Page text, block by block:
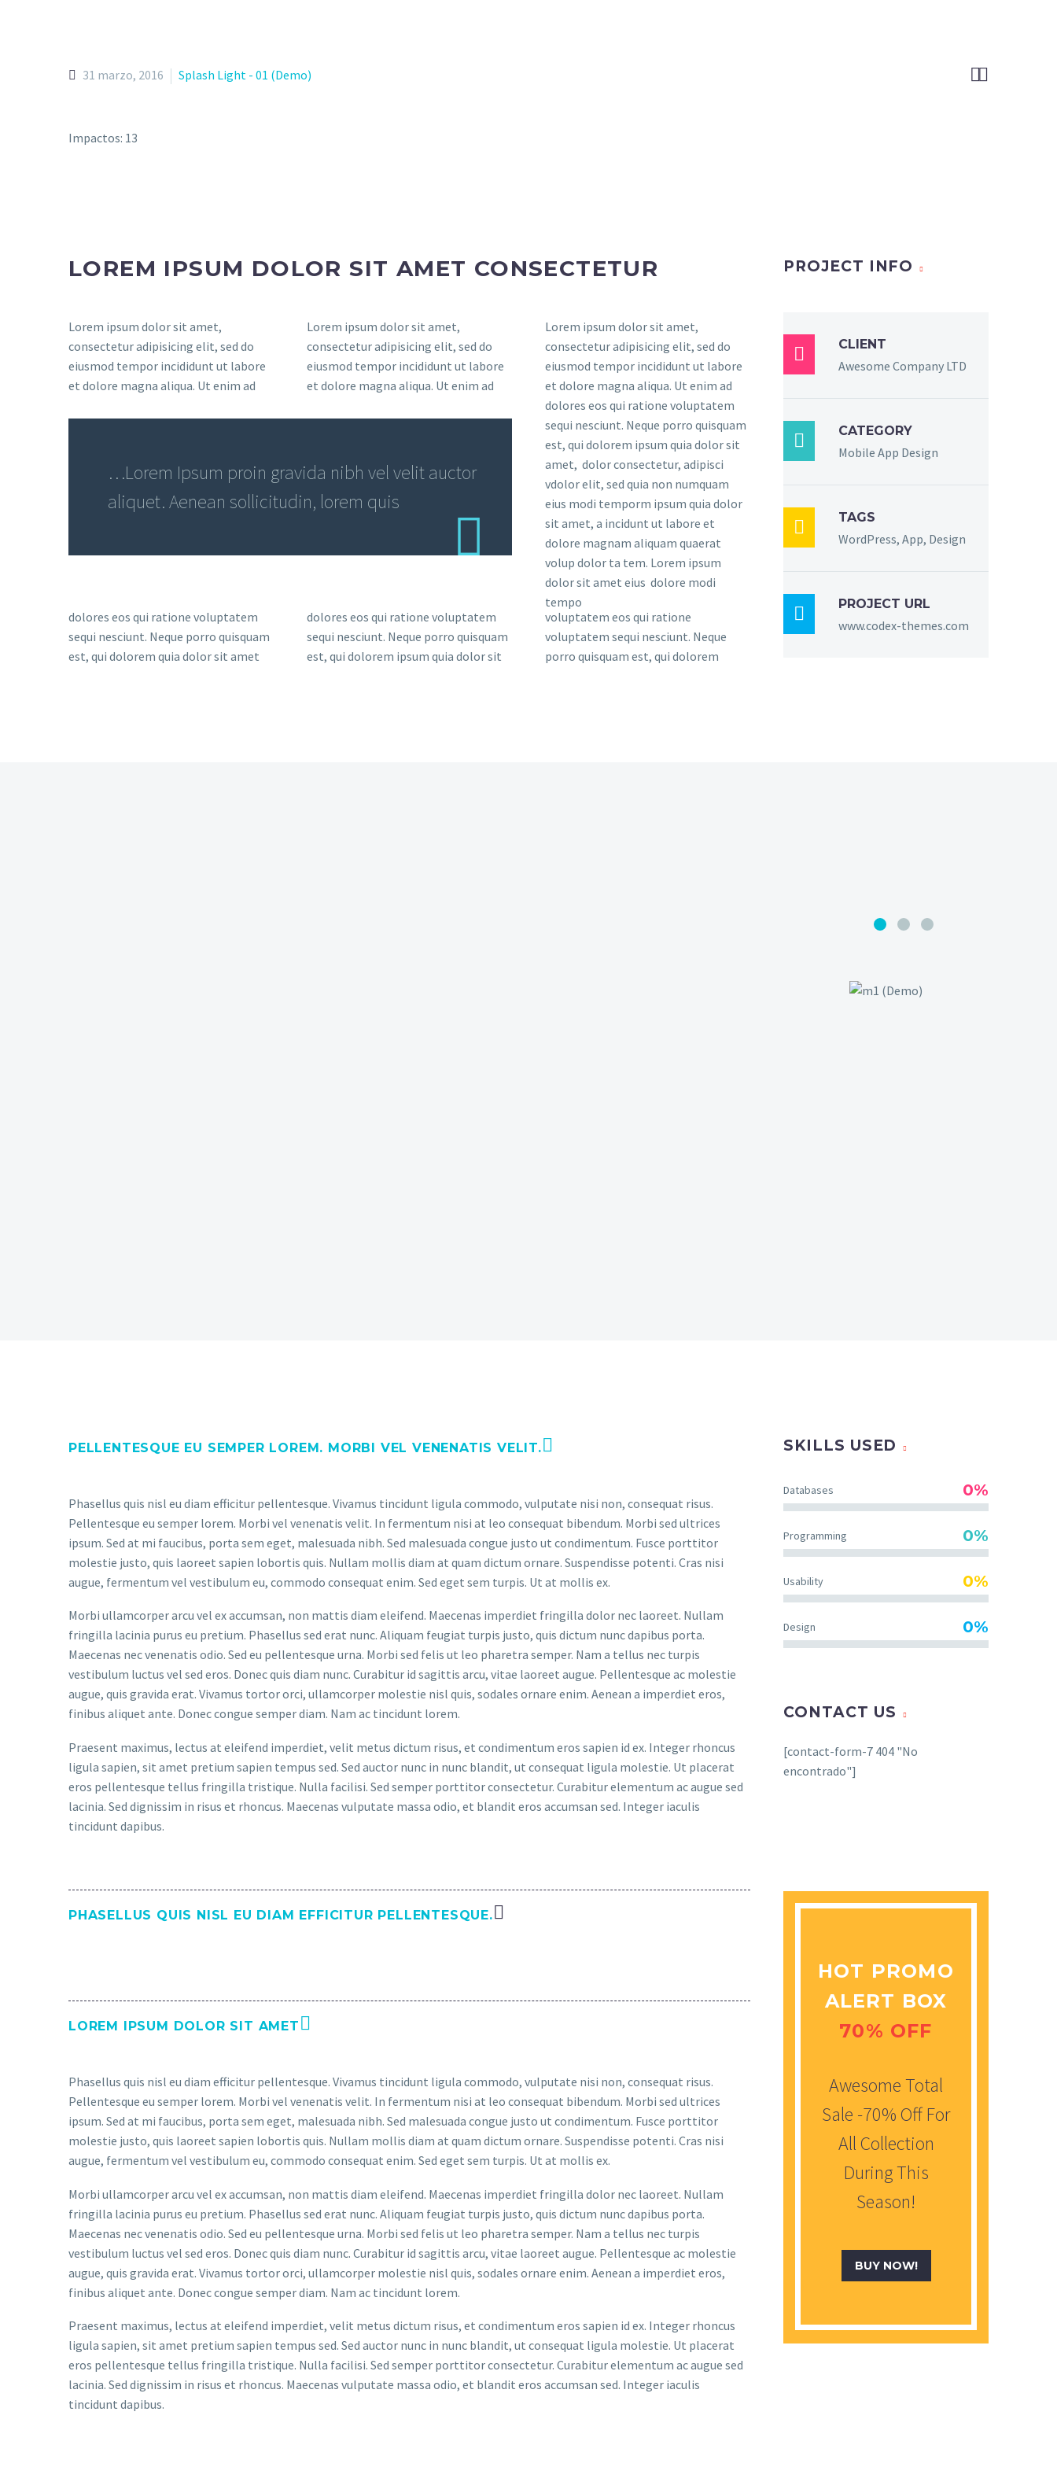

31 marzo, 2016 Splash Light - 01 (Demo)
Impactos: 13
LOREM IPSUM DOLOR SIT AMET CONSECTETUR
Lorem ipsum dolor sit amet,
consectetur adipisicing elit, sed do
eiusmod tempor incididunt ut labore
et dolore magna aliqua. Ut enim ad
Lorem ipsum dolor sit amet,
consectetur adipisicing elit, sed do
eiusmod tempor incididunt ut labore
et dolore magna aliqua. Ut enim ad
Lorem ipsum dolor sit amet,
consectetur adipisicing elit, sed do
eiusmod tempor incididunt ut labore
et dolore magna aliqua. Ut enim ad
…Lorem Ipsum proin gravida nibh vel velit auctor
aliquet. Aenean sollicitudin, lorem quis
dolores eos qui ratione voluptatem
sequi nesciunt. Neque porro quisquam
est, qui dolorem ipsum quia dolor sit
amet, dolor consectetur, adipisci
vdolor elit, sed quia non numquam
eius modi temporm ipsum quia dolor
sit amet, a incidunt ut labore et
dolore magnam aliquam quaerat
volup dolor ta tem. Lorem ipsum
dolor sit amet eius dolore modi
tempo
dolores eos qui ratione voluptatem
sequi nesciunt. Neque porro quisquam
est, qui dolorem quia dolor sit amet
dolores eos qui ratione voluptatem
sequi nesciunt. Neque porro quisquam
est, qui dolorem ipsum quia dolor sit
voluptatem eos qui ratione
voluptatem sequi nesciunt. Neque
porro quisquam est, qui dolorem
PROJECT INFO
 CLIENT
Awesome Company LTD
 CATEGORY
Mobile App Design
 TAGS
WordPress, App, Design
 PROJECT URL
www.codex-themes.com
PELLENTESQUE EU SEMPER LOREM. MORBI VEL VENENATIS VELIT.
Phasellus quis nisl eu diam efficitur pellentesque. Vivamus tincidunt ligula commodo, vulputate nisi non, consequat risus.
Pellentesque eu semper lorem. Morbi vel venenatis velit. In fermentum nisi at leo consequat bibendum. Morbi sed ultrices
ipsum. Sed at mi faucibus, porta sem eget, malesuada nibh. Sed malesuada congue justo ut condimentum. Fusce porttitor
molestie justo, quis laoreet sapien lobortis quis. Nullam mollis diam at quam dictum ornare. Suspendisse potenti. Cras nisi
augue, fermentum vel vestibulum eu, commodo consequat enim. Sed eget sem turpis. Ut at mollis ex.
Morbi ullamcorper arcu vel ex accumsan, non mattis diam eleifend. Maecenas imperdiet fringilla dolor nec laoreet. Nullam
fringilla lacinia purus eu pretium. Phasellus sed erat nunc. Aliquam feugiat turpis justo, quis dictum nunc dapibus porta.
Maecenas nec venenatis odio. Sed eu pellentesque urna. Morbi sed felis ut leo pharetra semper. Nam a tellus nec turpis
vestibulum luctus vel sed eros. Donec quis diam nunc. Curabitur id sagittis arcu, vitae laoreet augue. Pellentesque ac molestie
augue, quis gravida erat. Vivamus tortor orci, ullamcorper molestie nisl quis, sodales ornare enim. Aenean a imperdiet eros,
finibus aliquet ante. Donec congue semper diam. Nam ac tincidunt lorem.
Praesent maximus, lectus at eleifend imperdiet, velit metus dictum risus, et condimentum eros sapien id ex. Integer rhoncus
ligula sapien, sit amet pretium sapien tempus sed. Sed auctor nunc in nunc blandit, ut consequat ligula molestie. Ut placerat
eros pellentesque tellus fringilla tristique. Nulla facilisi. Sed semper porttitor consectetur. Curabitur elementum ac augue sed
lacinia. Sed dignissim in risus et rhoncus. Maecenas vulputate massa odio, et blandit eros accumsan sed. Integer iaculis
tincidunt dapibus.
PHASELLUS QUIS NISL EU DIAM EFFICITUR PELLENTESQUE.
LOREM IPSUM DOLOR SIT AMET
Phasellus quis nisl eu diam efficitur pellentesque. Vivamus tincidunt ligula commodo, vulputate nisi non, consequat risus.
Pellentesque eu semper lorem. Morbi vel venenatis velit. In fermentum nisi at leo consequat bibendum. Morbi sed ultrices
ipsum. Sed at mi faucibus, porta sem eget, malesuada nibh. Sed malesuada congue justo ut condimentum. Fusce porttitor
molestie justo, quis laoreet sapien lobortis quis. Nullam mollis diam at quam dictum ornare. Suspendisse potenti. Cras nisi
augue, fermentum vel vestibulum eu, commodo consequat enim. Sed eget sem turpis. Ut at mollis ex.
Morbi ullamcorper arcu vel ex accumsan, non mattis diam eleifend. Maecenas imperdiet fringilla dolor nec laoreet. Nullam
fringilla lacinia purus eu pretium. Phasellus sed erat nunc. Aliquam feugiat turpis justo, quis dictum nunc dapibus porta.
Maecenas nec venenatis odio. Sed eu pellentesque urna. Morbi sed felis ut leo pharetra semper. Nam a tellus nec turpis
vestibulum luctus vel sed eros. Donec quis diam nunc. Curabitur id sagittis arcu, vitae laoreet augue. Pellentesque ac molestie
augue, quis gravida erat. Vivamus tortor orci, ullamcorper molestie nisl quis, sodales ornare enim. Aenean a imperdiet eros,
finibus aliquet ante. Donec congue semper diam. Nam ac tincidunt lorem.
Praesent maximus, lectus at eleifend imperdiet, velit metus dictum risus, et condimentum eros sapien id ex. Integer rhoncus
ligula sapien, sit amet pretium sapien tempus sed. Sed auctor nunc in nunc blandit, ut consequat ligula molestie. Ut placerat
eros pellentesque tellus fringilla tristique. Nulla facilisi. Sed semper porttitor consectetur. Curabitur elementum ac augue sed
lacinia. Sed dignissim in risus et rhoncus. Maecenas vulputate massa odio, et blandit eros accumsan sed. Integer iaculis
tincidunt dapibus.
SKILLS USED
Databases 0%
Programming 0%
Usability 0%
Design 0%
CONTACT US
[contact-form-7 404 "No
encontrado"]
HOT PROMO
ALERT BOX
70% OFF
Awesome Total
Sale -70% Off For
All Collection
During This
Season!
BUY NOW!